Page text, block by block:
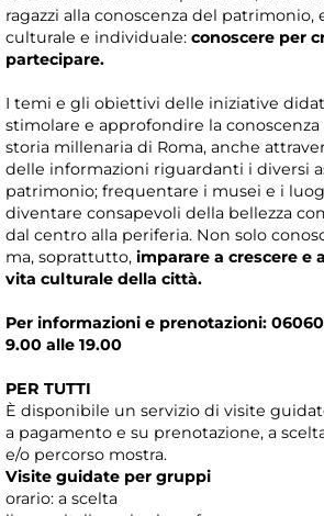
ragazzi alla conoscenza del patrimonio,
culturale e individuale: conoscere per
partecipare.
I temi e gli obiettivi delle iniziative
stimolare e approfondire la conoscenza
storia millenaria di Roma, anche
delle informazioni riguardanti i diversi
patrimonio; frequentare i musei e i
diventare consapevoli della bellezza
dal centro alla periferia. Non solo
ma, soprattutto, imparare a crescere e
vita culturale della città.
Per informazioni e prenotazioni:
9.00 alle 19.00
PER TUTTI
È disponibile un servizio di visite
a pagamento e su prenotazione, a
e/o percorso mostra.
Visite guidate per gruppi
orario: a scelta